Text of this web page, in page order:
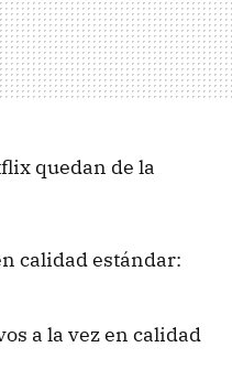
quedan de la
calidad estándar:
a la vez en calidad